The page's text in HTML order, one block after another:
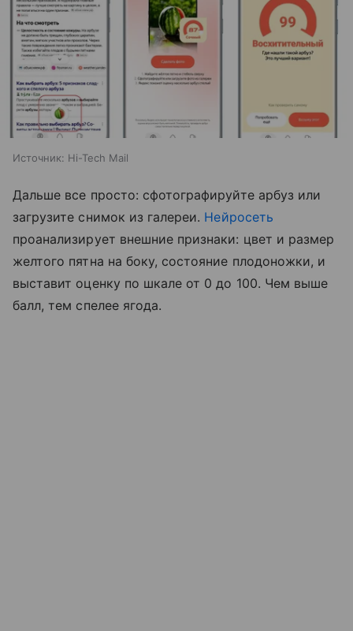
Источник: Hi-Tech Mail
Дальше все просто: сфотографируйте арбуз или
загрузите снимок из галереи. Нейросеть
проанализирует внешние признаки: цвет и размер
желтого пятна на боку, состояние плодоножки, и
выставит оценку по шкале от 0 до 100. Чем выше
балл, тем спелее ягода.